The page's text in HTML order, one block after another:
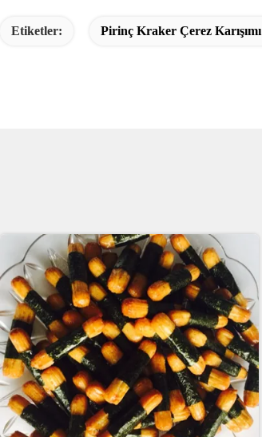
Etiketler: Pirinç Kraker Çerez Karışımı